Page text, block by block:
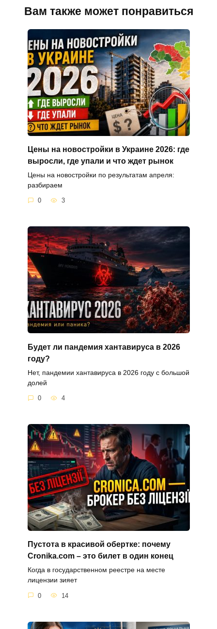
Вам также может понравиться
Цены на новостройки в Украине 2026: где
выросли, где упали и что ждет рынок
Цены на новостройки по результатам апреля:
разбираем
0 3
Будет ли пандемия хантавируса в 2026
году?
Нет, пандемии хантавируса в 2026 году с большой
долей
0 4
Пустота в красивой обертке: почему
Cronika.com – это билет в один конец
Когда в государственном реестре на месте
лицензии зияет
0 14